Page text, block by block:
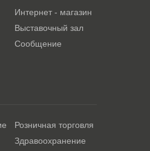
Интернет - магазин
Выставочный зал
Сообщение
Розничная торговля
Здравоохранение